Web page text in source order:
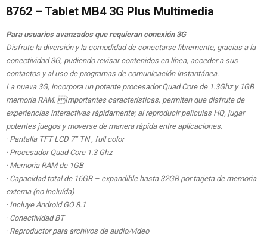
8762 – Tablet MB4 3G Plus Multimedia
Para usuarios avanzados que requieran conexión 3G
Disfrute la diversión y la comodidad de conectarse libremente, gracias a la
conectividad 3G, pudiendo revisar contenidos en línea, acceder a sus
contactos y al uso de programas de comunicación instantánea.
La nueva 3G, incorpora un potente procesador Quad Core de 1.3Ghz y 1GB
memoria RAM. Importantes características, permiten que disfrute de
experiencias interactivas rápidamente; al reproducir películas HQ, jugar
potentes juegos y moverse de manera rápida entre aplicaciones.
· Pantalla TFT LCD 7” TN , full color
· Procesador Quad Core 1.3 Ghz
· Memoria RAM de 1GB
· Capacidad total de 16GB – expandible hasta 32GB por tarjeta de memoria
externa (no incluída)
· Incluye Android GO 8.1
· Conectividad BT
· Reproductor para archivos de audio/video